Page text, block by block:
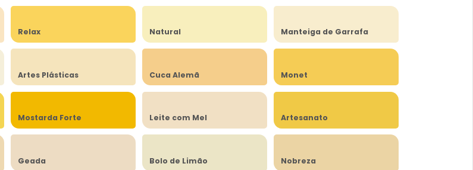
Relax Natural Manteiga de Garrafa
Artes Plásticas Cuca Alemã Monet
Mostarda Forte Leite com Mel Artesanato
Geada Bolo de Limão Nobreza